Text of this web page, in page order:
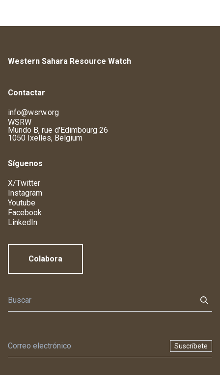
Western Sahara Resource Watch
Contactar
info@wsrw.org
WSRW
Mundo B, rue d'Edimbourg 26
1050 Ixelles, Belgium
Síguenos
X/Twitter
Instagram
Youtube
Facebook
LinkedIn
Colabora
Suscríbete